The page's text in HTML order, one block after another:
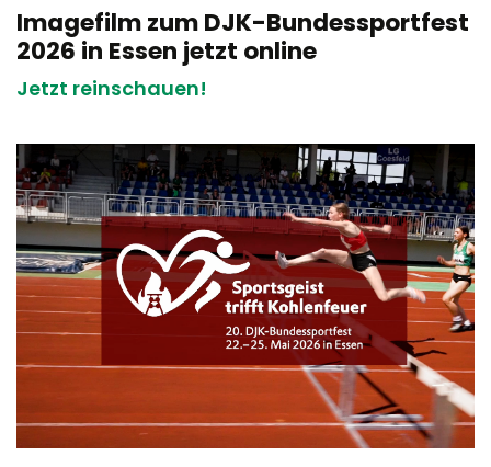
Imagefilm zum DJK-Bundessportfest
2026 in Essen jetzt online
Jetzt reinschauen!
Kontakt